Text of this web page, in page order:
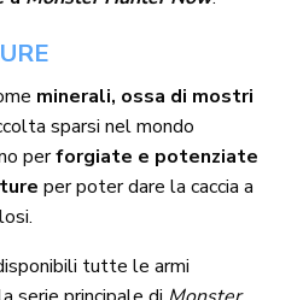
minerali, ossa di mostri
sparsi nel mondo
perforgiate e potenziate
per poter dare la caccia a
tutte le armi